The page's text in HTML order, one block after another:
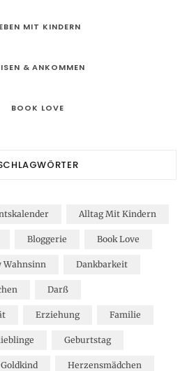
MIT KINDERN
& ANKOMMEN
BOOK LOVE
Alltag Mit Kindern
Bloggerie Book Love
Wahnsinn Dankbarkeit
Darß
Erziehung Familie
Geburtstag
Goldkind Herzensmädchen